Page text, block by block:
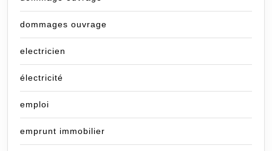
dommages ouvrage
electricien
électricité
emploi
emprunt immobilier